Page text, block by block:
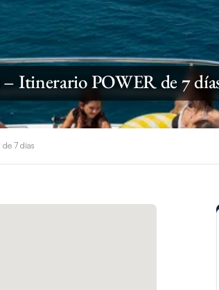
– Itinerario POWER de 7
7 días